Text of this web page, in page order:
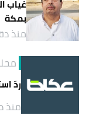
بمكة
منذ
ردّ
منذ